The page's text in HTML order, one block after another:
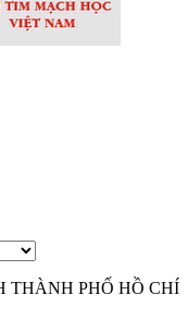
THÀNH PHỐ HỒ CHÍ